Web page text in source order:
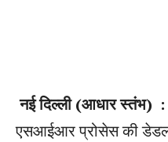
नई दिल्ली (आधार स्तंभ) :
एसआईआर प्रोसेस की